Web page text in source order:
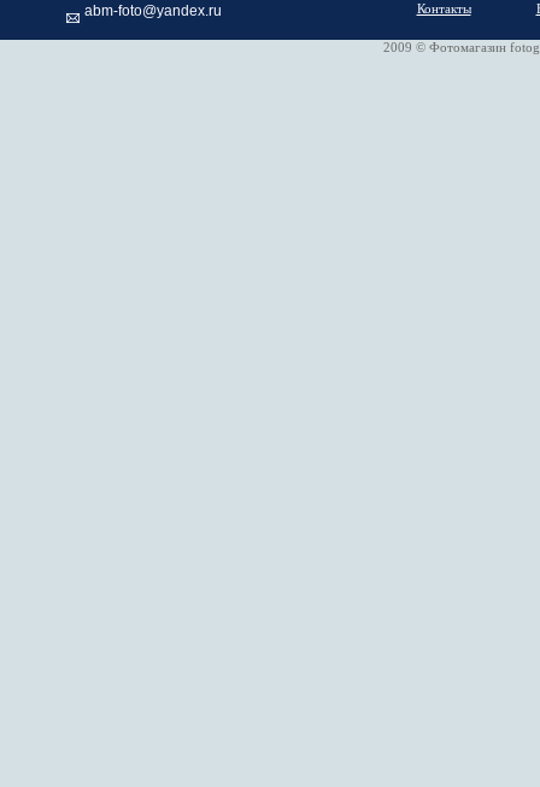
abm-foto@yandex.ru Контакты
2009 © Фотомагазин